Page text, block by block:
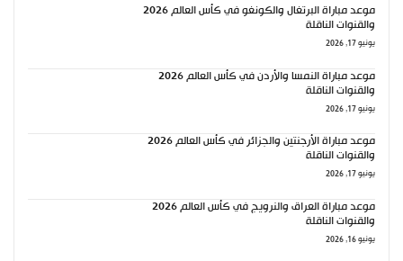
موعد مباراة البرتغال والكونغو في كأس العالم 2026
والقنوات الناقلة
يونيو 17, 2026
موعد مباراة النمسا والأردن في كأس العالم 2026
والقنوات الناقلة
يونيو 17, 2026
موعد مباراة الأرجنتين والجزائر في كأس العالم 2026
والقنوات الناقلة
يونيو 17, 2026
موعد مباراة العراق والنرويج في كأس العالم 2026
والقنوات الناقلة
يونيو 16, 2026